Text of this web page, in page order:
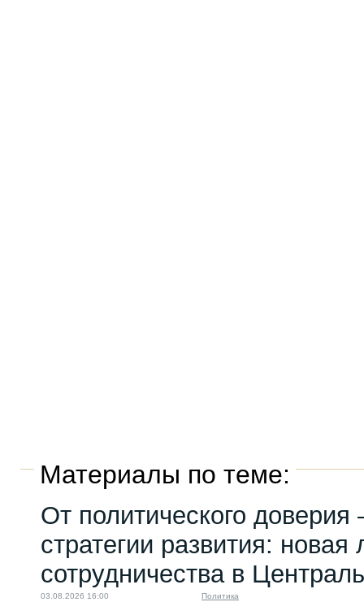
Материалы по теме:
От политического
стратегии развития: новая
сотрудничества в
03.08.2026 16:00 Политика